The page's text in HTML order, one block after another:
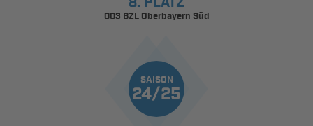
003 BZL Oberbayern Süd
SAISON
24/25